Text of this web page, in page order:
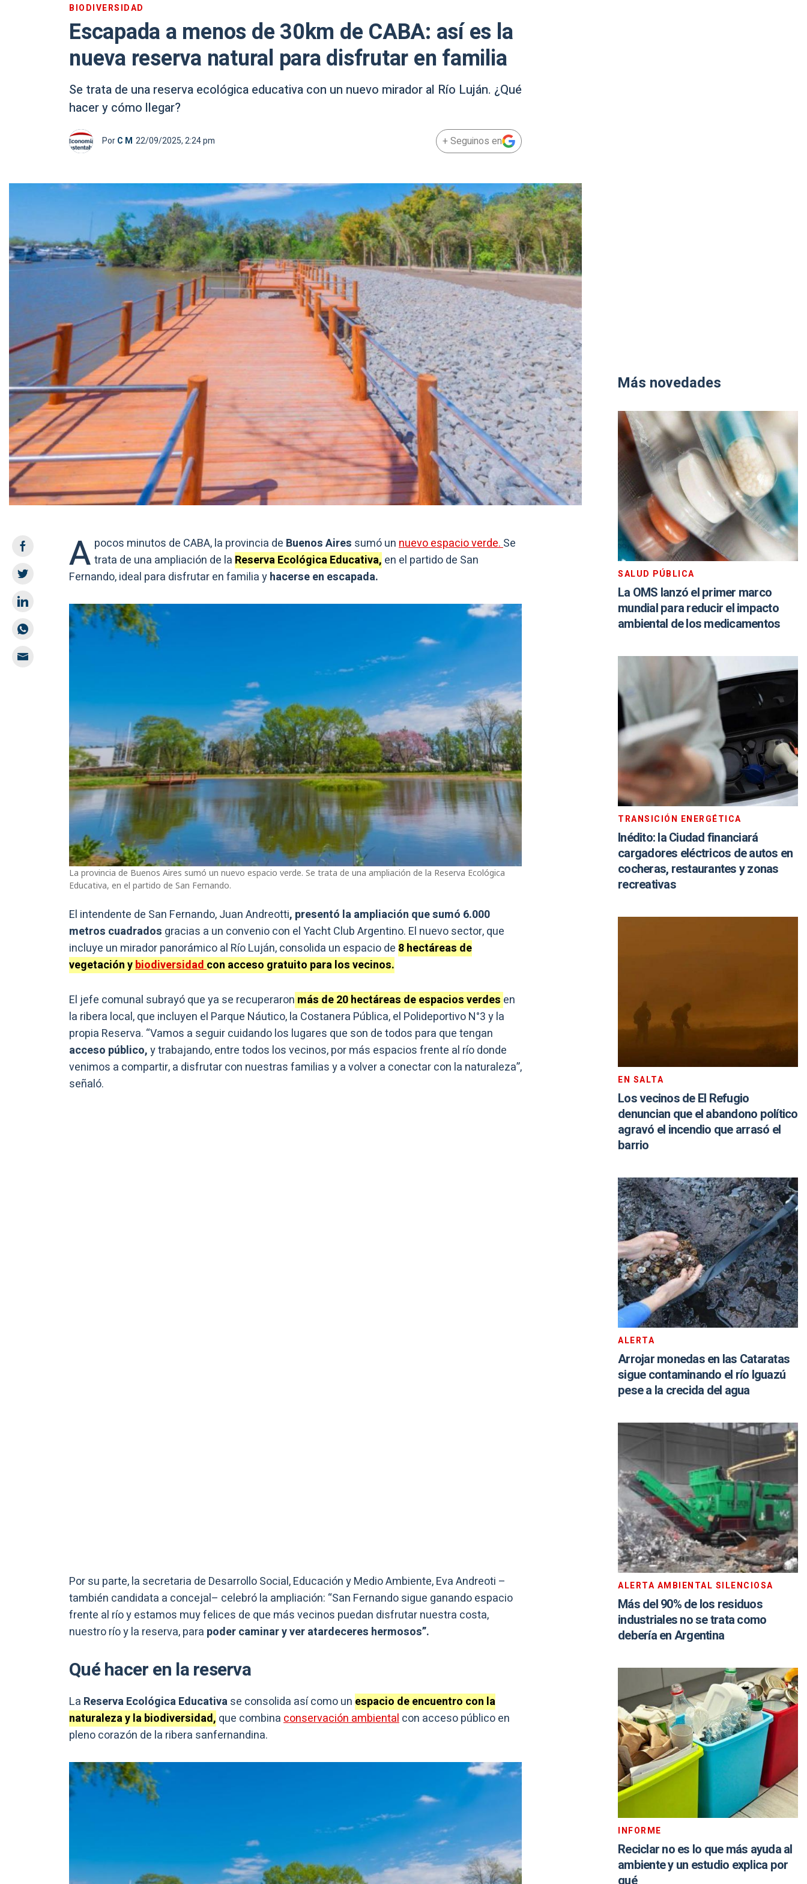
BIODIVERSIDAD
Escapada a menos de 30km de CABA: así es la
nueva reserva natural para disfrutar en familia
Se trata de una reserva ecológica educativa con un nuevo mirador al Río Luján. ¿Qué
hacer y cómo llegar?
PorC M 22/09/2025, 2:24 pm + Seguinos en
A pocos minutos de CABA, la provincia de Buenos Aires sumó unnuevo espacio verde.Se
trata de una ampliación de la Reserva Ecológica Educativa, en el partido de San
Fernando, ideal para disfrutar en familia yhacerse en escapada.
La provincia de Buenos Aires sumó un nuevo espacio verde. Se trata de una ampliación de la Reserva Ecológica
Educativa, en el partido de San Fernando.
El intendente de San Fernando, Juan Andreotti, presentó la ampliación que sumó 6.000
metros cuadrados gracias a un convenio con el Yacht Club Argentino. El nuevo sector, que
incluye un mirador panorámico al Río Luján, consolida un espacio de 8 hectáreas de
vegetación ybiodiversidadcon acceso gratuito para los vecinos.
El jefe comunal subrayó que ya se recuperaron más de 20 hectáreas de espacios verdes en
la ribera local, que incluyen el Parque Náutico, la Costanera Pública, el Polideportivo N°3 y la
propia Reserva. “Vamos a seguir cuidando los lugares que son de todos para que tengan
acceso público,y trabajando, entre todos los vecinos, por más espacios frente al río donde
venimos a compartir, a disfrutar con nuestras familias y a volver a conectar con la naturaleza”,
señaló.
Por su parte, la secretaria de Desarrollo Social, Educación y Medio Ambiente, Eva Andreoti –
también candidata a concejal– celebró la ampliación: “San Fernando sigue ganando espacio
frente al río y estamos muy felices de que más vecinos puedan disfrutar nuestra costa,
nuestro río y la reserva, para poder caminar y ver atardeceres hermosos”.
Qué hacer en la reserva
La Reserva Ecológica Educativase consolida así como un espacio de encuentro con la
naturaleza y la biodiversidad, que combinaconservación ambientalcon acceso público en
pleno corazón de la ribera sanfernandina.
Más novedades
SALUD PÚBLICA
La OMS lanzó el primer marco
mundial para reducir el impacto
ambiental de los medicamentos
TRANSICIÓN ENERGÉTICA
Inédito: la Ciudad financiará
cargadores eléctricos de autos en
cocheras, restaurantes y zonas
recreativas
EN SALTA
Los vecinos de El Refugio
denuncian que el abandono político
agravó el incendio que arrasó el
barrio
ALERTA
Arrojar monedas en las Cataratas
sigue contaminando el río Iguazú
pese a la crecida del agua
ALERTA AMBIENTAL SILENCIOSA
Más del 90% de los residuos
industriales no se trata como
debería en Argentina
INFORME
Reciclar no es lo que más ayuda al
ambiente y un estudio explica por